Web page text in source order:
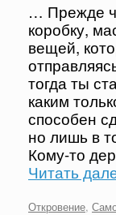
… Прежде
коробку,
вещей,
тогда ты
каким
способен
но лишь в
Кому-то
Читать
Откровение,